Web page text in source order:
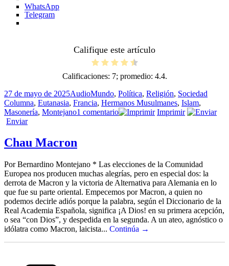
WhatsApp
Telegram
Califique este artículo
Calificaciones: 7; promedio: 4.4.
Publicado
el
27 de mayo de 2025Formato
AudioCategorías
Mundo, Política, Religión, Sociedad
Columna, Eutanasia, Francia, Hermanos Musulmanes, Islam,
Masonería, Montejano1 comentarioen
Imprimir
Enviar
Chau Macron
Por Bernardino Montejano * Las elecciones de la Comunidad
Europea nos producen muchas alegrías, pero en especial dos: la
derrota de Macron y la victoria de Alternativa para Alemania en lo
que fue su parte oriental. Empecemos por Macron, a quien no
podemos decirle adiós porque la palabra, según el Diccionario de la
Real Academia Española, significa ¡A Dios! en su primera acepción,
o sea “con Dios”, y despedida en la segunda. A un ateo, agnóstico o
idólatra como Macron, laicista... Continúa →